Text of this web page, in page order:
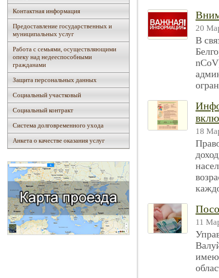
Контактная информация
Предоставление государственных и
муниципальных услуг
Работа с семьями, осуществляющими
опеку над недееспособными
гражданами
Защита персональных данных
Социальный участковый
Социальный контракт
Система долговременного ухода
Анкета о качестве оказания услуг
20
В
18
11